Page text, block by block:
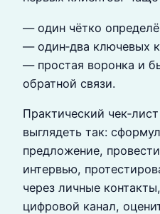
— один чётко
— один‑два ключевых
— простая воронка и
обратной связи.
Практический
выглядеть так:
предложение,
интервью,
через личные
цифровой канал,